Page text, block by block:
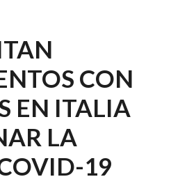
CON
EN ITALIA
LA
19